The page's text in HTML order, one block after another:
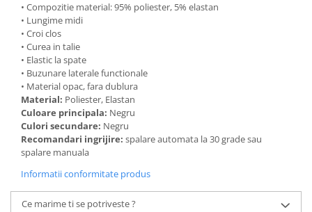
• Compozitie material: 95% poliester, 5% elastan
• Lungime midi
• Croi clos
• Curea in talie
• Elastic la spate
• Buzunare laterale functionale
• Material opac, fara dublura
Material: Poliester, Elastan
Culoare principala: Negru
Culori secundare: Negru
Recomandari ingrijire: spalare automata la 30 grade sau
spalare manuala
Informatii conformitate produs
Ce marime ti se potriveste ?